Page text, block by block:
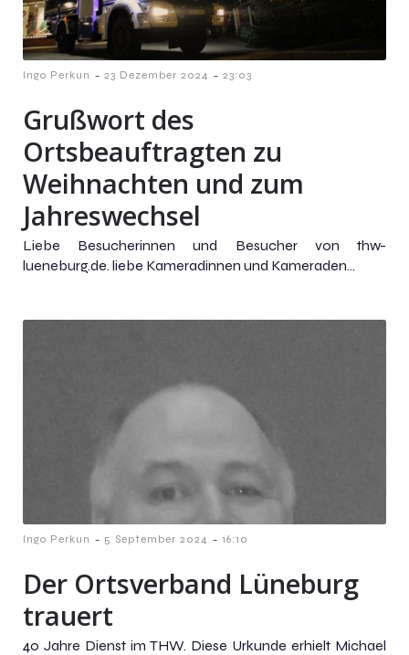
Ingo Perkun - 23 Dezember 2024 - 23:03
Grußwort des
Ortsbeauftragten zu
Weihnachten und zum
Jahreswechsel
Liebe Besucherinnen und Besucher von thw-
lueneburg.de. liebe Kameradinnen und Kameraden...
Ingo Perkun - 5 September 2024 - 16:10
Der Ortsverband Lüneburg
trauert
40 Jahre Dienst im THW. Diese Urkunde erhielt Michael